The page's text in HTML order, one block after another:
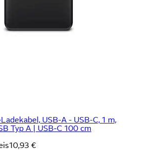
USB-A - USB-C, 1 m,
Typ A | USB-C 100 cm
10,93 €